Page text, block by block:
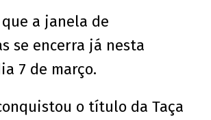
a janela de
se encerra já nesta
7 de março.
o título da Taça